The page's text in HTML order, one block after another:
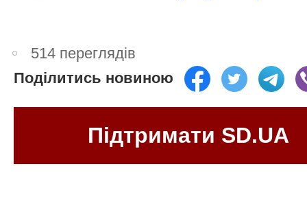
514 переглядів
Поділитись новиною
Підтримати SD.UA